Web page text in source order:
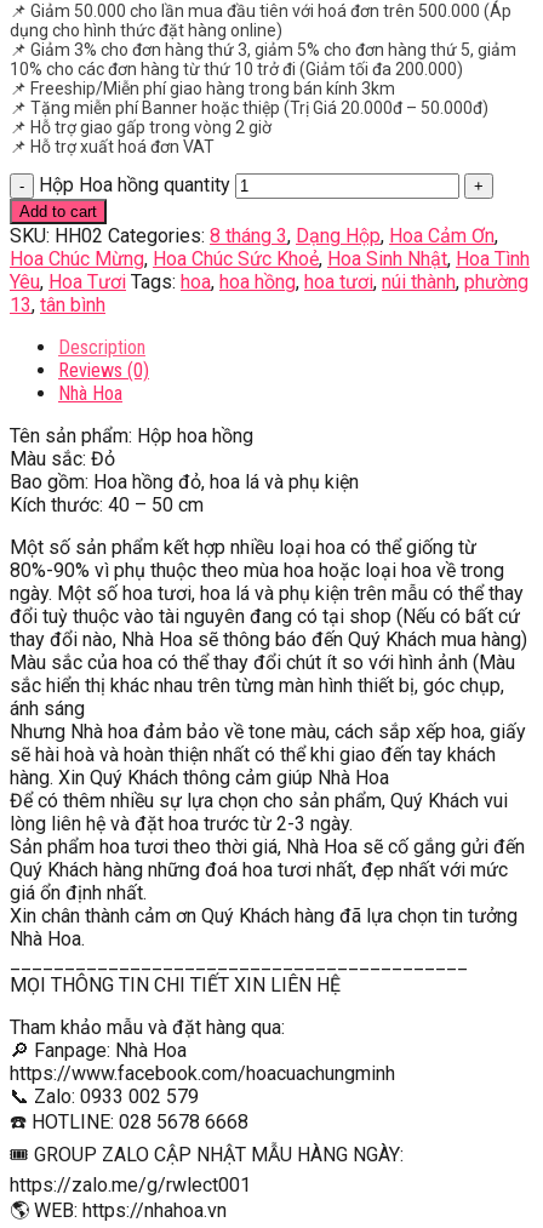
📌 Giảm 50.000 cho lần mua đầu tiên với hoá đơn trên 500.000 (Áp
dụng cho hình thức đặt hàng online)
📌 Giảm 3% cho đơn hàng thứ 3, giảm 5% cho đơn hàng thứ 5, giảm
10% cho các đơn hàng từ thứ 10 trở đi (Giảm tối đa 200.000)
📌 Freeship/Miễn phí giao hàng trong bán kính 3km
📌 Tặng miễn phí Banner hoặc thiệp (Trị Giá 20.000đ – 50.000đ)
📌 Hỗ trợ giao gấp trong vòng 2 giờ
📌 Hỗ trợ xuất hoá đơn VAT
Hộp Hoa hồng quantity
Add to cart
SKU: HH02 Categories: 8 tháng 3, Dạng Hộp, Hoa Cảm Ơn,
Hoa Chúc Mừng, Hoa Chúc Sức Khoẻ, Hoa Sinh Nhật, Hoa Tình
Yêu, Hoa Tươi Tags: hoa, hoa hồng, hoa tươi, núi thành, phường
13, tân bình
Description
Reviews (0)
Nhà Hoa
Tên sản phẩm: Hộp hoa hồng
Màu sắc: Đỏ
Bao gồm: Hoa hồng đỏ, hoa lá và phụ kiện
Kích thước: 40 – 50 cm
Một số sản phẩm kết hợp nhiều loại hoa có thể giống từ
80%-90% vì phụ thuộc theo mùa hoa hoặc loại hoa về trong
ngày. Một số hoa tươi, hoa lá và phụ kiện trên mẫu có thể thay
đổi tuỳ thuộc vào tài nguyên đang có tại shop (Nếu có bất cứ
thay đổi nào, Nhà Hoa sẽ thông báo đến Quý Khách mua hàng)
Màu sắc của hoa có thể thay đổi chút ít so với hình ảnh (Màu
sắc hiển thị khác nhau trên từng màn hình thiết bị, góc chụp,
ánh sáng
Nhưng Nhà hoa đảm bảo về tone màu, cách sắp xếp hoa, giấy
sẽ hài hoà và hoàn thiện nhất có thể khi giao đến tay khách
hàng. Xin Quý Khách thông cảm giúp Nhà Hoa
Để có thêm nhiều sự lựa chọn cho sản phẩm, Quý Khách vui
lòng liên hệ và đặt hoa trước từ 2-3 ngày.
Sản phẩm hoa tươi theo thời giá, Nhà Hoa sẽ cố gắng gửi đến
Quý Khách hàng những đoá hoa tươi nhất, đẹp nhất với mức
giá ổn định nhất.
Xin chân thành cảm ơn Quý Khách hàng đã lựa chọn tin tưởng
Nhà Hoa.
MỌI THÔNG TIN CHI TIẾT XIN LIÊN HỆ
Tham khảo mẫu và đặt hàng qua:
🔎 Fanpage: Nhà Hoa
https://www.facebook.com/hoacuachungminh
📞 Zalo: 0933 002 579
☎️ HOTLINE: 028 5678 6668
🎟 GROUP ZALO CẬP NHẬT MẪU HÀNG NGÀY:
https://zalo.me/g/rwlect001
🌎 WEB: https://nhahoa.vn